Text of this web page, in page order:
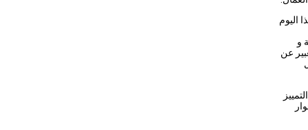
اليوم
و
عن